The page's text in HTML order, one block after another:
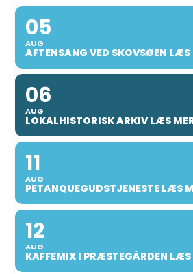
05
AUG
AFTENSANG VED SKOVSØEN LÆS
06
AUG
LOKALHISTORISK ARKIV LÆS
11
AUG
PETANQUEGUDSTJENESTE LÆS
12
AUG
KAFFEMIX I PRÆSTEGÅRDEN LÆS